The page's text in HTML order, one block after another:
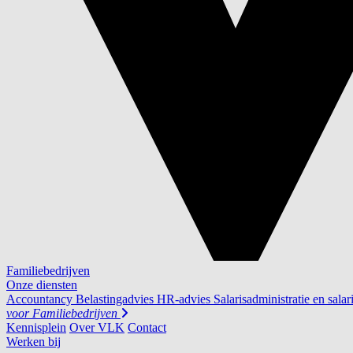
Familiebedrijven
Onze diensten
Accountancy Belastingadvies HR-advies Salarisadministratie en
voor Familiebedrijven
Kennisplein Over VLK Contact
Werken bij